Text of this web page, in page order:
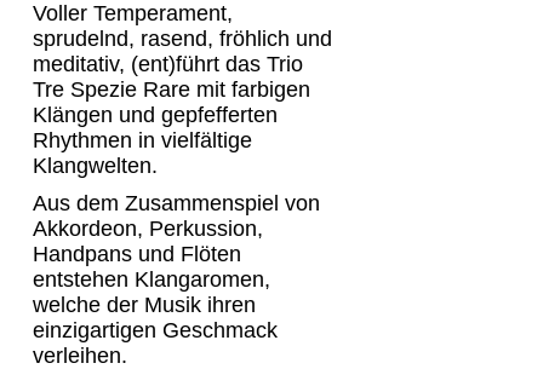
Voller Temperament,
sprudelnd, rasend, fröhlich und
meditativ, (ent)führt das Trio
Tre Spezie Rare mit farbigen
Klängen und gepfefferten
Rhythmen in vielfältige
Klangwelten.
Aus dem Zusammenspiel von
Akkordeon, Perkussion,
Handpans und Flöten
entstehen Klangaromen,
welche der Musik ihren
einzigartigen Geschmack
verleihen.